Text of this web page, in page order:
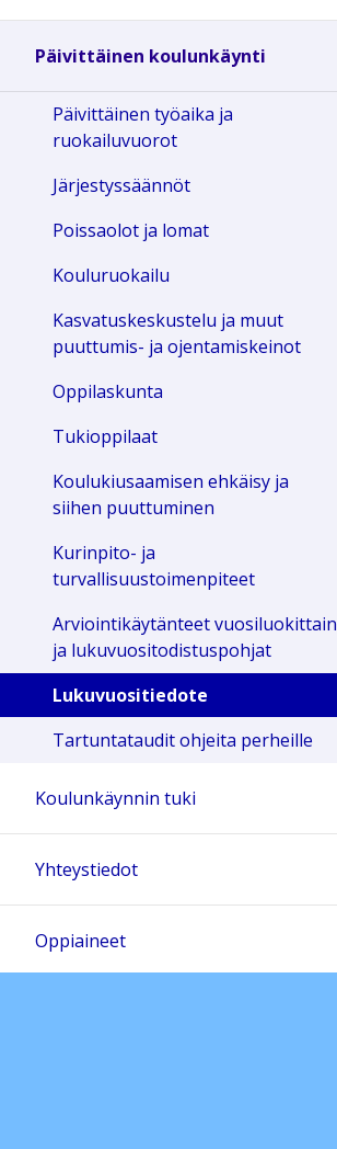
Päivittäinen koulunkäynti
Päivittäinen työaika ja
ruokailuvuorot
Järjestyssäännöt
Poissaolot ja lomat
Kouluruokailu
Kasvatuskeskustelu ja muut
puuttumis- ja ojentamiskeinot
Oppilaskunta
Tukioppilaat
Koulukiusaamisen ehkäisy ja
siihen puuttuminen
Kurinpito- ja
turvallisuustoimenpiteet
Arviointikäytänteet vuosiluokittain
ja lukuvuositodistuspohjat
Lukuvuositiedote
Tartuntataudit ohjeita perheille
Koulunkäynnin tuki
Yhteystiedot
Oppiaineet